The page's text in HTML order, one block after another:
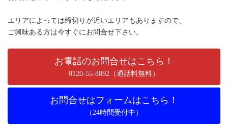
エリアによっては締切りが近いエリアもありますので、
ご興味ある方は今すぐにお問合せ下さい。
お電話のお問合せはこちら！
0120-55-8892（通話料無料）
お問合せはフォームはこちら！
（24時間受付中）